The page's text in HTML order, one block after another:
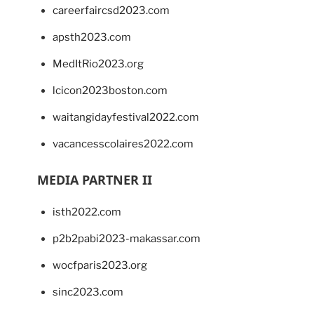
careerfaircsd2023.com
apsth2023.com
MedItRio2023.org
lcicon2023boston.com
waitangidayfestival2022.com
vacancesscolaires2022.com
MEDIA PARTNER II
isth2022.com
p2b2pabi2023-makassar.com
wocfparis2023.org
sinc2023.com